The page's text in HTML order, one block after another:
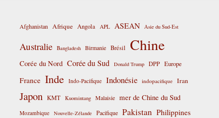
Afghanistan Afrique Angola APL ASEAN Asie du Sud-Est
Australie Bangladesh Birmanie Brésil Chine
Corée du Nord Corée du Sud Donald Trump DPP Europe
France Inde Indo-Pacifique Indonésie indopacifique Iran
Japon KMT Kuomintang Malaisie mer de Chine du Sud
Mozambique Nouvelle-Zélande Pacifique Pakistan Philippines